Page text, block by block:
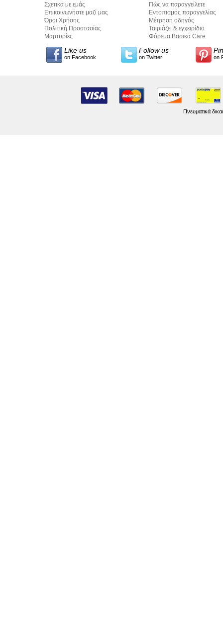
Σχετικά με εμάς
Επικοινωνήστε μαζί μας
Όροι Χρήσης
Πολιτική Προστασίας
Προσωπικών Δεδομένων
Μαρτυρίες
Πώς να παραγγείλετε
Εντοπισμός παραγγελίας
Μέτρηση οδηγός
Ταιριάζει & εγχειρίδιο
σύνταξης κειμένων
Φόρεμα Βασικά Care
Like us
on Facebook
Follow us
on Twitter on
Πνευματικά